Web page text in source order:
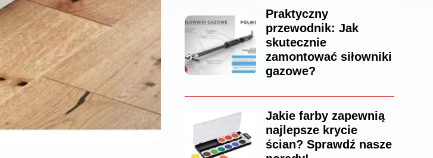
Praktyczny
przewodnik: Jak
skutecznie
zamontować siłowniki
gazowe?
Jakie farby zapewnią
najlepsze krycie
ścian? Sprawdź nasze